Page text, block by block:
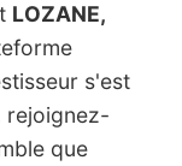
LOZANE,
s'est
rejoignez-
que